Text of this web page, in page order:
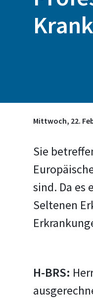
Mittwoch, 22.
Sie
sind. Da es
Seltenen
H-BRS: